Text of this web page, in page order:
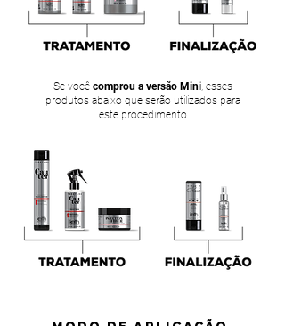
Se você comprou a versão Mini, esses
produtos abaixo que serão utilizados para
este procedimento